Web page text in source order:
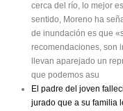
cerca del río, lo mejor
sentido, Moreno ha
de inundación es que
recomendaciones, son
llevan aparejado un
que podemos asu
El padre del joven
jurado que a su familia